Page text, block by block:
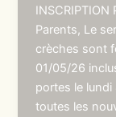
INSCRIPTION
Parents, Le
crèches sont
01/05/26
portes le
toutes les